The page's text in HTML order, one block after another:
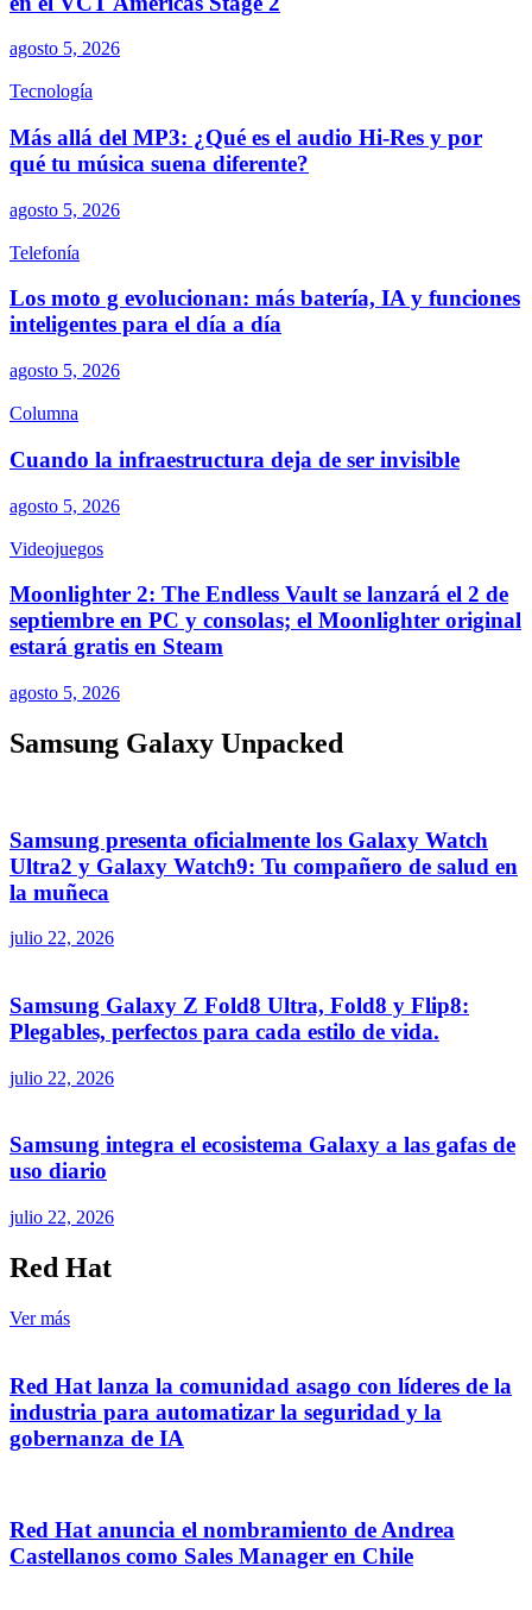
agosto 5, 2026
Tecnología
Más allá del MP3: ¿Qué es el audio Hi-Res y por
qué tu música suena diferente?
agosto 5, 2026
Telefonía
Los moto g evolucionan: más batería, IA y funciones
inteligentes para el día a día
agosto 5, 2026
Columna
Cuando la infraestructura deja de ser invisible
agosto 5, 2026
Videojuegos
Moonlighter 2: The Endless Vault se lanzará el 2 de
septiembre en PC y consolas; el Moonlighter original
estará gratis en Steam
agosto 5, 2026
Samsung Galaxy Unpacked
Samsung presenta oficialmente los Galaxy Watch
Ultra2 y Galaxy Watch9: Tu compañero de salud en
la muñeca
julio 22, 2026
Samsung Galaxy Z Fold8 Ultra, Fold8 y Flip8:
Plegables, perfectos para cada estilo de vida.
julio 22, 2026
Samsung integra el ecosistema Galaxy a las gafas de
uso diario
julio 22, 2026
Red Hat
Ver más
Red Hat lanza la comunidad asago con líderes de la
industria para automatizar la seguridad y la
gobernanza de IA
Red Hat anuncia el nombramiento de Andrea
Castellanos como Sales Manager en Chile